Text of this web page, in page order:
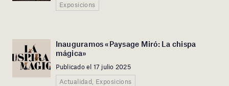
Exposicions
Inauguramos «Paysage Miró: La chispa
mágica»
Publicado el 17 julio 2025
Actualidad, Exposicions